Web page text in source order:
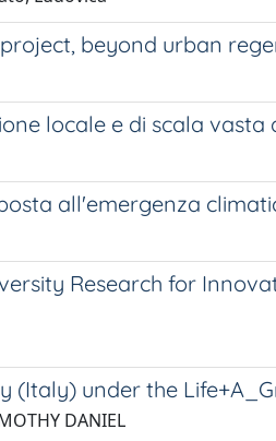
beyond urban
locale e di scala vasta
all'emergenza
Research for
(Italy) under the
DANIEL